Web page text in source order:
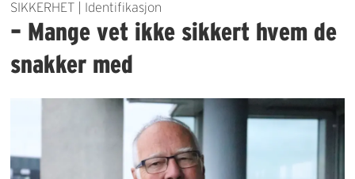
SIKKERHET | Identifikasjon
– Mange vet ikke sikkert hvem de
snakker med